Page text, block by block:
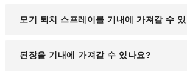
모기 퇴치 스프레이를 기내에 가져갈 수
모기 퇴치 스프레이나 여성용 데오드
된장을 기내에 가져갈 수 있나요?